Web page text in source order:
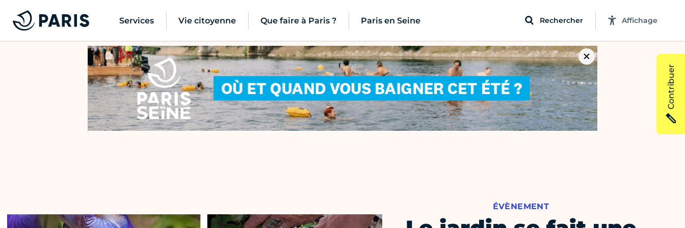
Services Vie citoyenne Que faire à Paris ? Paris en Seine Rechercher Affichage
ÉVÈNEMENT
Contribuer